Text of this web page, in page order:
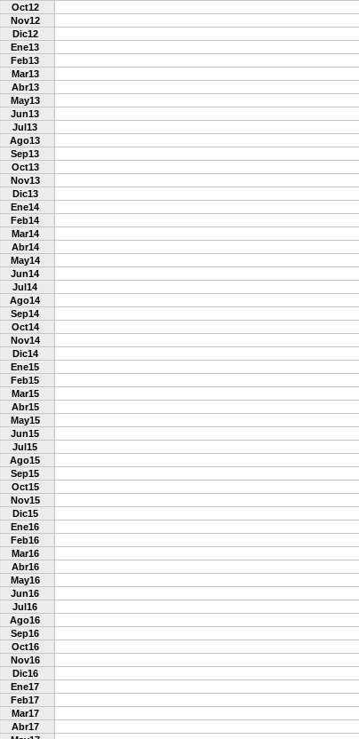
Oct12
Nov12
Dic12
Ene13
Feb13
Mar13
Abr13
May13
Jun13
Jul13
Ago13
Sep13
Oct13
Nov13
Dic13
Ene14
Feb14
Mar14
Abr14
May14
Jun14
Jul14
Ago14
Sep14
Oct14
Nov14
Dic14
Ene15
Feb15
Mar15
Abr15
May15
Jun15
Jul15
Ago15
Sep15
Oct15
Nov15
Dic15
Ene16
Feb16
Mar16
Abr16
May16
Jun16
Jul16
Ago16
Sep16
Oct16
Nov16
Dic16
Ene17
Feb17
Mar17
Abr17